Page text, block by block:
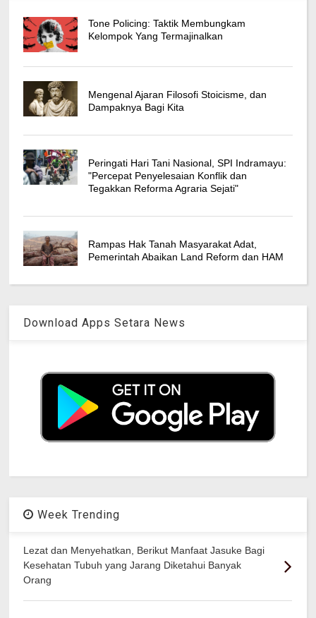
Tone Policing: Taktik Membungkam
Kelompok Yang Termajinalkan
Mengenal Ajaran Filosofi Stoicisme, dan
Dampaknya Bagi Kita
Peringati Hari Tani Nasional, SPI Indramayu:
"Percepat Penyelesaian Konflik dan
Tegakkan Reforma Agraria Sejati"
Rampas Hak Tanah Masyarakat Adat,
Pemerintah Abaikan Land Reform dan HAM
Download Apps Setara News
Week Trending
Lezat dan Menyehatkan, Berikut Manfaat Jasuke Bagi
Kesehatan Tubuh yang Jarang Diketahui Banyak
Orang